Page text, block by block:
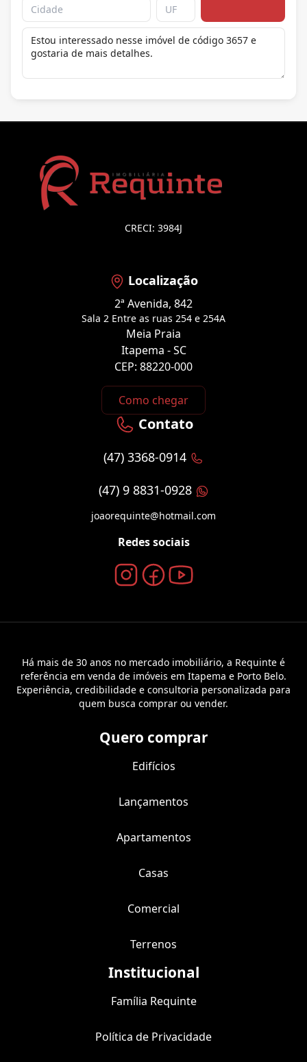
CRECI: 3984J
Localização
2ª Avenida, 842
Sala 2 Entre as ruas 254 e 254A
Meia Praia
Itapema - SC
CEP: 88220-000
Como chegar
Contato
(47) 3368-0914
(47) 9 8831-0928
joaorequinte@hotmail.com
Redes sociais
Há mais de 30 anos no mercado imobiliário, a Requinte é
referência em venda de imóveis em Itapema e Porto Belo.
Experiência, credibilidade e consultoria personalizada para
quem busca comprar ou vender.
Quero comprar
Edifícios
Lançamentos
Apartamentos
Casas
Comercial
Terrenos
Institucional
Família Requinte
Política de Privacidade